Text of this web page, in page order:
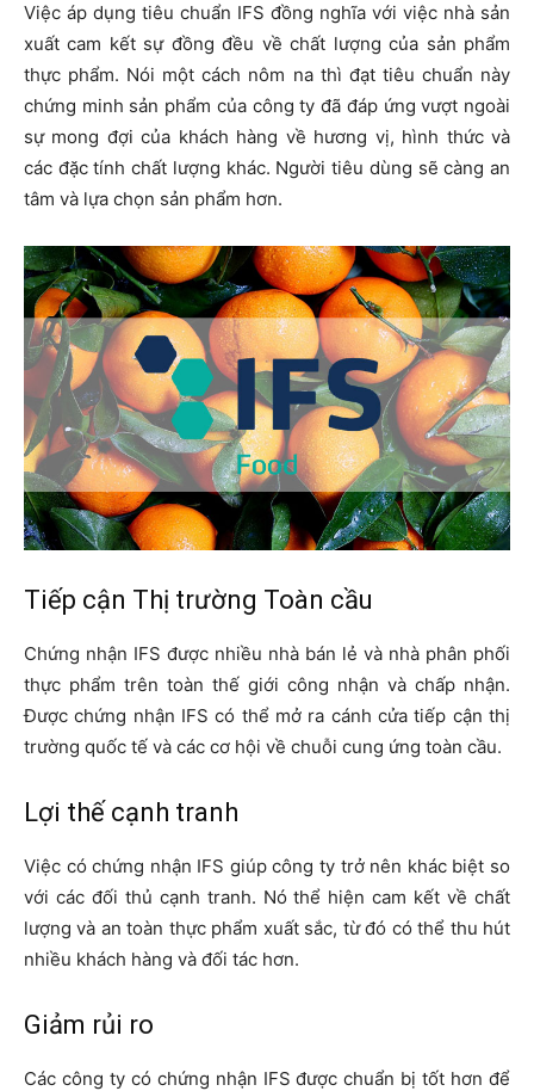
Việc áp dụng tiêu chuẩn IFS đồng nghĩa với việc nhà sản
xuất cam kết sự đồng đều về chất lượng của sản phẩm
thực phẩm. Nói một cách nôm na thì đạt tiêu chuẩn này
chứng minh sản phẩm của công ty đã đáp ứng vượt ngoài
sự mong đợi của khách hàng về hương vị, hình thức và
các đặc tính chất lượng khác. Người tiêu dùng sẽ càng an
tâm và lựa chọn sản phẩm hơn.
Tiếp cận Thị trường Toàn cầu
Chứng nhận IFS được nhiều nhà bán lẻ và nhà phân phối
thực phẩm trên toàn thế giới công nhận và chấp nhận.
Được chứng nhận IFS có thể mở ra cánh cửa tiếp cận thị
trường quốc tế và các cơ hội về chuỗi cung ứng toàn cầu.
Lợi thế cạnh tranh
Việc có chứng nhận IFS giúp công ty trở nên khác biệt so
với các đối thủ cạnh tranh. Nó thể hiện cam kết về chất
lượng và an toàn thực phẩm xuất sắc, từ đó có thể thu hút
nhiều khách hàng và đối tác hơn.
Giảm rủi ro
Các công ty có chứng nhận IFS được chuẩn bị tốt hơn để